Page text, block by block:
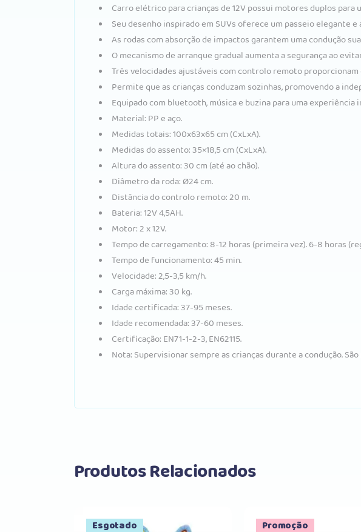
Carro elétrico para crianças de 12V possui motores duplos para
Seu desenho inspirado em SUVs oferece um passeio elegante
As rodas com absorção de impactos garantem uma condução
O mecanismo de arranque gradual aumenta a segurança ao
Três velocidades ajustáveis com controlo remoto
Permite que as crianças conduzam sozinhas, promovendo a
Equipado com bluetooth, música e buzina para uma
Material: PP e aço.
Medidas totais: 100x63x65 cm (CxLxA).
Medidas do assento: 35×18,5 cm (CxLxA).
Altura do assento: 30 cm (até ao chão).
Diâmetro da roda: Ø24 cm.
Distância do controlo remoto: 20 m.
Bateria: 12V 4,5AH.
Motor: 2 x 12V.
Tempo de carregamento: 8-12 horas (primeira vez). 6-8 horas
Tempo de funcionamento: 45 min.
Velocidade: 2,5-3,5 km/h.
Carga máxima: 30 kg.
Idade certificada: 37-95 meses.
Idade recomendada: 37-60 meses.
Certificação: EN71-1-2-3, EN62115.
Nota: Supervisionar sempre as crianças durante a condução.
Produtos Relacionados
Esgotado Promoção